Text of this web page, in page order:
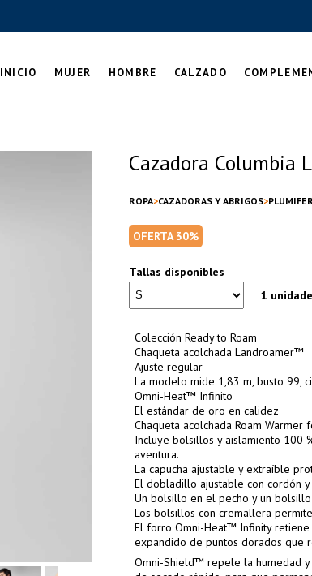
INICIO MUJER HOMBRE CALZADO
Cazadora Columbia
ROPA CAZADORAS Y ABRIGOS
OFERTA 30%
Tallas disponibles
1
Colección Ready to Roam
Chaqueta acolchada Landroamer™
Ajuste regular
La modelo mide 1,83 m, busto 99,
Omni-Heat™ Infinito
El estándar de oro en calidez
Chaqueta acolchada Roam
Incluye bolsillos y aislamiento 100
aventura.
La capucha ajustable y extraíble
El dobladillo ajustable con cordón
Un bolsillo en el pecho y un
Los bolsillos con cremallera
El forro Omni-Heat™ Infinity
expandido de puntos dorados que
Omni-Shield™ repele la humedad